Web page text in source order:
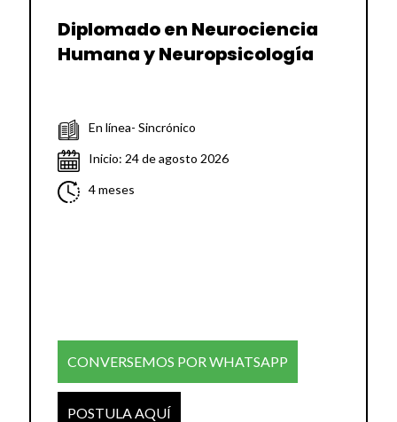
Diplomado en Neurociencia
Humana y Neuropsicología
En línea- Sincrónico
Inicio: 24 de agosto 2026
4 meses
CONVERSEMOS POR WHATSAPP
POSTULA AQUÍ